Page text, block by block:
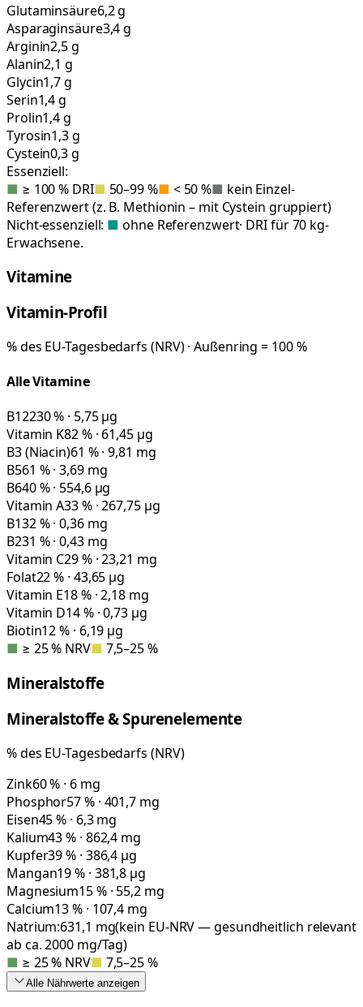
Glutaminsäure6,2 g
Asparaginsäure3,4 g
Arginin2,5 g
Alanin2,1 g
Glycin1,7 g
Serin1,4 g
Prolin1,4 g
Tyrosin1,3 g
Cystein0,3 g
Essenziell:
■ ≥ 100 % DRI■ 50–99 %■ < 50 %■ kein Einzel-
Referenzwert (z. B. Methionin – mit Cystein gruppiert)
Nicht-essenziell: ■ ohne Referenzwert· DRI für 70 kg-
Erwachsene.
Vitamine
Vitamin-Profil
% des EU-Tagesbedarfs (NRV) · Außenring = 100 %
Alle Vitamine
B12230 % · 5,75 µg
Vitamin K82 % · 61,45 µg
B3 (Niacin)61 % · 9,81 mg
B561 % · 3,69 mg
B640 % · 554,6 µg
Vitamin A33 % · 267,75 µg
B132 % · 0,36 mg
B231 % · 0,43 mg
Vitamin C29 % · 23,21 mg
Folat22 % · 43,65 µg
Vitamin E18 % · 2,18 mg
Vitamin D14 % · 0,73 µg
Biotin12 % · 6,19 µg
■ ≥ 25 % NRV■ 7,5–25 %
Mineralstoffe
Mineralstoffe & Spurenelemente
% des EU-Tagesbedarfs (NRV)
Zink60 % · 6 mg
Phosphor57 % · 401,7 mg
Eisen45 % · 6,3 mg
Kalium43 % · 862,4 mg
Kupfer39 % · 386,4 µg
Mangan19 % · 381,8 µg
Magnesium15 % · 55,2 mg
Calcium13 % · 107,4 mg
Natrium:631,1 mg(kein EU-NRV — gesundheitlich relevant
ab ca. 2000 mg/Tag)
■ ≥ 25 % NRV■ 7,5–25 %
Alle Nährwerte anzeigen